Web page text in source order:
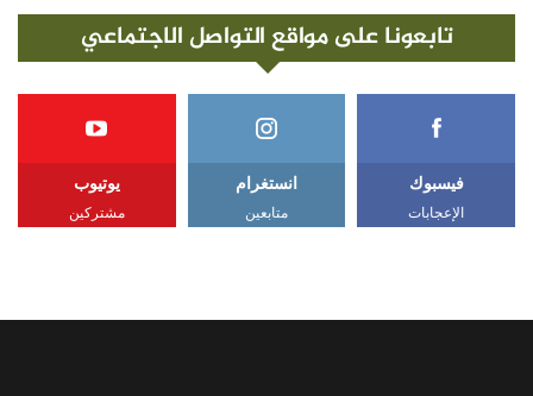
تابعونا على مواقع التواصل الاجتماعي
فيسبوك
الإعجابات
انستغرام
متابعين
يوتيوب
مشتركين